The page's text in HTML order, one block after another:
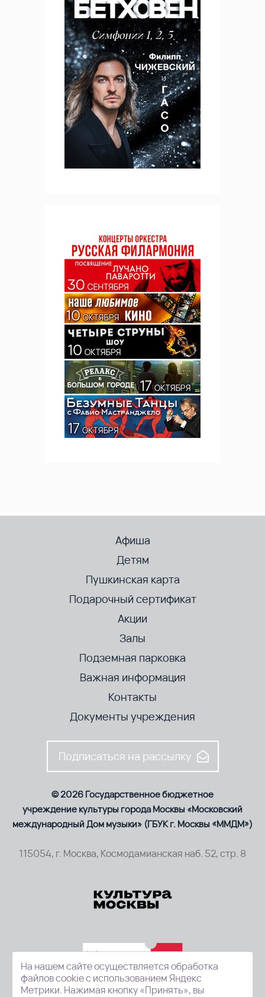
Афиша
Детям
Пушкинская карта
Подарочный сертификат
Акции
Залы
Подземная парковка
Важная информация
Контакты
Документы учреждения
Подписаться на рассылку
© 2026 Государственное бюджетное
учреждение культуры города Москвы «Московский
международный Дом музыки» (ГБУК г. Москвы «ММДМ»)
115054, г. Москва, Космодамианская наб. 52, стр. 8
На нашем сайте осуществляется обработка
файлов cookie с использованием Яндекс
Метрики. Нажимая кнопку «Принять», вы